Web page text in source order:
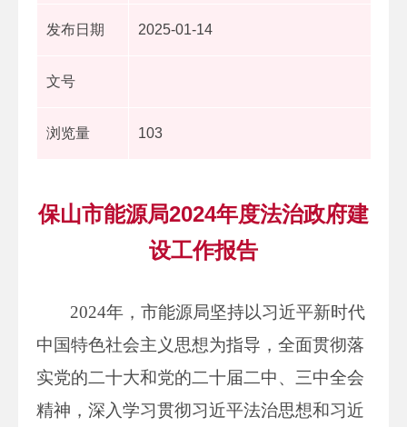
发布日期 2025-01-14
文号
浏览量 103
保山市能源局2024年度法治政府建
设工作报告
2024年，市能源局坚持以习近平新时代
中国特色社会主义思想为指导，全面贯彻落
实党的二十大和党的二十届二中、三中全会
精神，深入学习贯彻习近平法治思想和习近